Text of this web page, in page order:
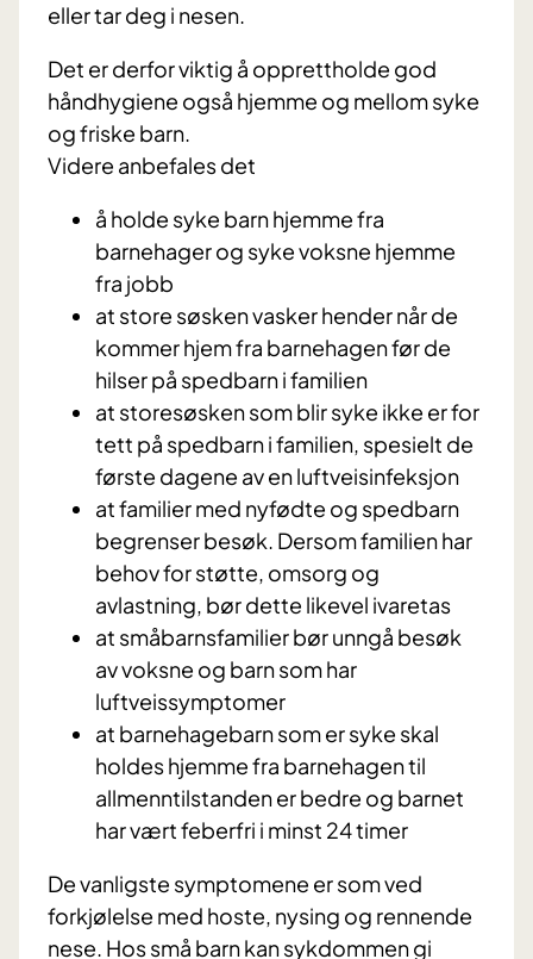
eller tar deg i nesen.
Det er derfor viktig å opprettholde god
håndhygiene også hjemme og mellom syke
og friske barn.
Videre anbefales det
å holde syke barn hjemme fra
barnehager og syke voksne hjemme
fra jobb
at store søsken vasker hender når de
kommer hjem fra barnehagen før de
hilser på spedbarn i familien
at storesøsken som blir syke ikke er for
tett på spedbarn i familien, spesielt de
første dagene av en luftveisinfeksjon
at familier med nyfødte og spedbarn
begrenser besøk. Dersom familien har
behov for støtte, omsorg og
avlastning, bør dette likevel ivaretas
at småbarnsfamilier bør unngå besøk
av voksne og barn som har
luftveissymptomer
at barnehagebarn som er syke skal
holdes hjemme fra barnehagen til
allmenntilstanden er bedre og barnet
har vært feberfri i minst 24 timer
De vanligste symptomene er som ved
forkjølelse med hoste, nysing og rennende
nese. Hos små barn kan sykdommen gi